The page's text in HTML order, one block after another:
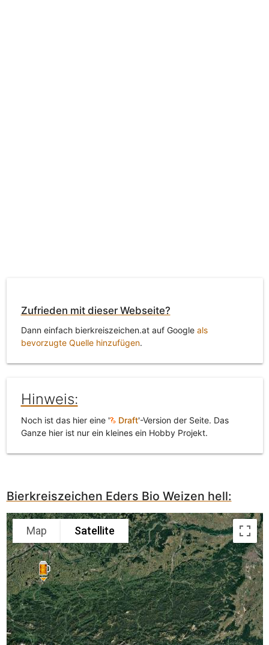
Zufrieden mit dieser Webseite?
Dann einfach bierkreiszeichen.at auf Google als
bevorzugte Quelle hinzufügen.
Hinweis:
Noch ist das hier eine ' Draft'-Version der Seite. Das
Ganze hier ist nur ein kleines ein Hobby Projekt.
Bierkreiszeichen Eders Bio Weizen hell:
Map Satellite